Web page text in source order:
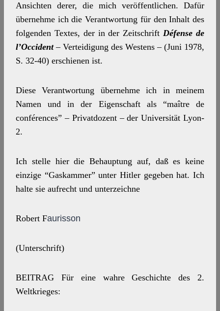
Ansichten derer, die mich veröffentlichen. Dafür
übernehme ich die Verantwortung für den Inhalt des
folgenden Textes, der in der ZeitschriftDéfense de
l’Occident– Verteidigung des Westens – (Juni 1978,
S. 32-40) erschienen ist.
Diese Verantwortung übernehme ich in meinem
Namen und in der Eigenschaft als “maître de
conférences” – Privatdozent – der Universität Lyon-
2.
Ich stelle hier die Behauptung auf, daß es keine
einzige “Gaskammer” unter Hitler gegeben hat. Ich
halte sie aufrecht und unterzeichne
Robert Faurisson
(Unterschrift)
BEITRAG Für eine wahre Geschichte des 2.
Weltkrieges: